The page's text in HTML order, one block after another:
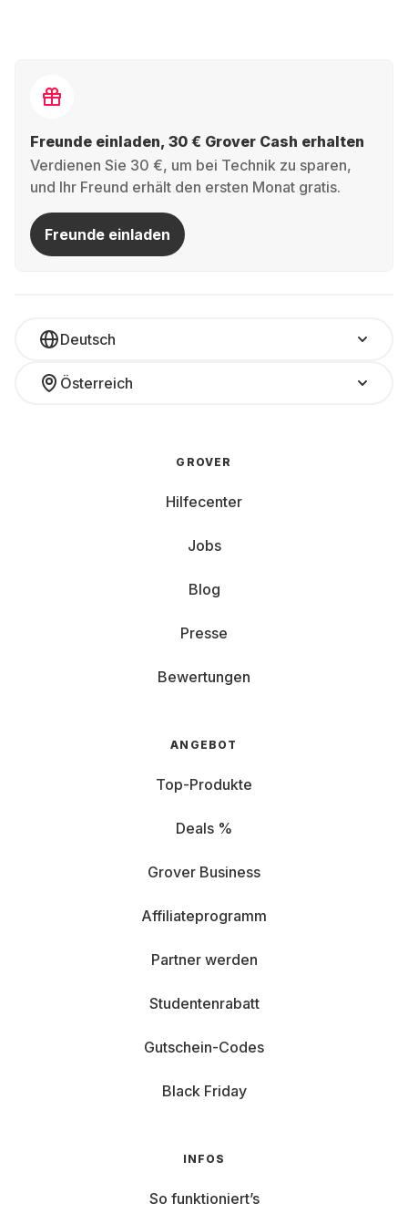
Freunde einladen, 30 € Grover Cash erhalten
Verdienen Sie 30 €, um bei Technik zu sparen,
und Ihr Freund erhält den ersten Monat gratis.
Freunde einladen
Deutsch
Österreich
GROVER
Hilfecenter
Jobs
Blog
Presse
Bewertungen
ANGEBOT
Top-Produkte
Deals %
Grover Business
Affiliateprogramm
Partner werden
Studentenrabatt
Gutschein-Codes
Black Friday
INFOS
So funktioniert’s